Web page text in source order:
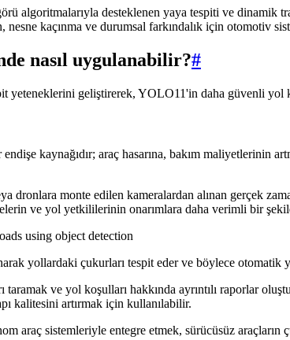
algoritmalarıyla desteklenen yaya tespiti ve dinamik
nesne kaçınma ve durumsal farkındalık için otomotiv
nasıl uygulanabilir?#
yeteneklerini geliştirerek, YOLO11'in daha güvenli yol
kaynağıdır; araç hasarına, bakım maliyetlerinin
dronlara monte edilen kameralardan alınan gerçek
ve yol yetkililerinin onarımlara daha verimli bir
yollardaki çukurları tespit eder ve böylece otomatik
ve yol koşulları hakkında ayrıntılı raporlar
kalitesini artırmak için kullanılabilir.
araç sistemleriyle entegre etmek, sürücüsüz